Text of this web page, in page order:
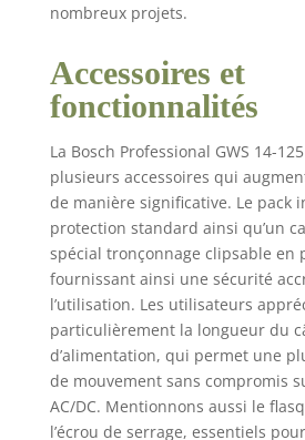
nombreux projets.
Accessoires et
fonctionnalités
La Bosch Professional GWS 14-
plusieurs accessoires qui
de manière significative. Le pack
protection standard ainsi qu’un
spécial tronçonnage clipsable en
fournissant ainsi une sécurité
l’utilisation. Les utilisateurs
particulièrement la longueur du
d’alimentation, qui permet une
de mouvement sans compromis
AC/DC. Mentionnons aussi le
l’écrou de serrage, essentiels